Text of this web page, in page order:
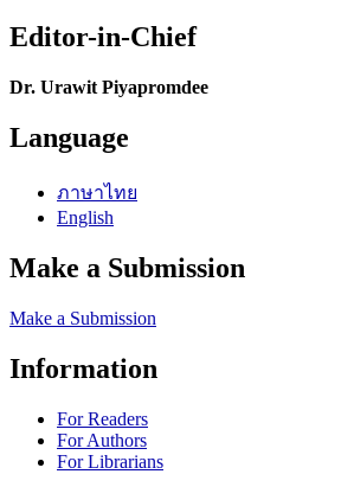
Editor-in-Chief
Dr. Urawit Piyapromdee
Language
ภาษาไทย
English
Make a Submission
Make a Submission
Information
For Readers
For Authors
For Librarians